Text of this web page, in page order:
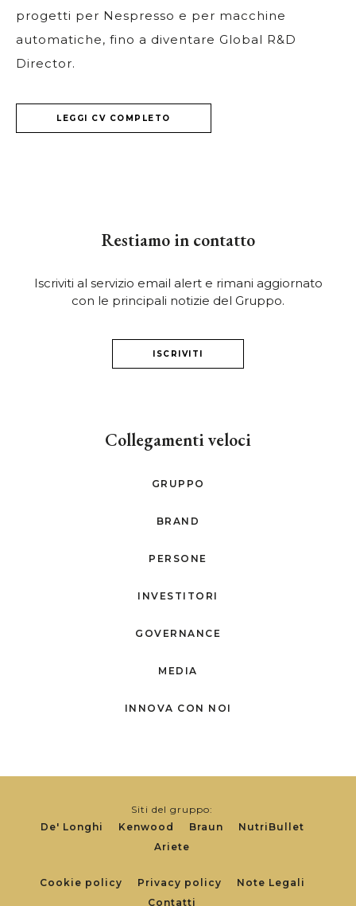
progetti per Nespresso e per macchine
automatiche, fino a diventare Global R&D
Director.
LEGGI CV COMPLETO
Restiamo in contatto
Iscriviti al servizio email alert e rimani aggiornato
con le principali notizie del Gruppo.
ISCRIVITI
Collegamenti veloci
GRUPPO
BRAND
PERSONE
INVESTITORI
GOVERNANCE
MEDIA
INNOVA CON NOI
Siti del gruppo:
De' Longhi
Kenwood Braun
NutriBullet
Ariete
Footer
Cookie policy Privacy policy
Note Legali
Contatti